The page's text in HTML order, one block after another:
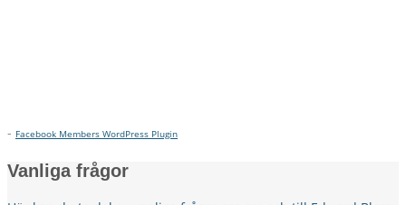
- Facebook Members WordPress Plugin
Vanliga frågor